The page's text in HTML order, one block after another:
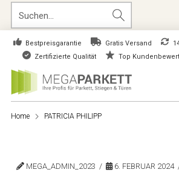
Bestpreisgarantie Gratis Versand
Zertifizierte Qualität
Top
Home PATRICIA PHILIPP
MEGA_ADMIN_2023 6. FEBRUAR 2024